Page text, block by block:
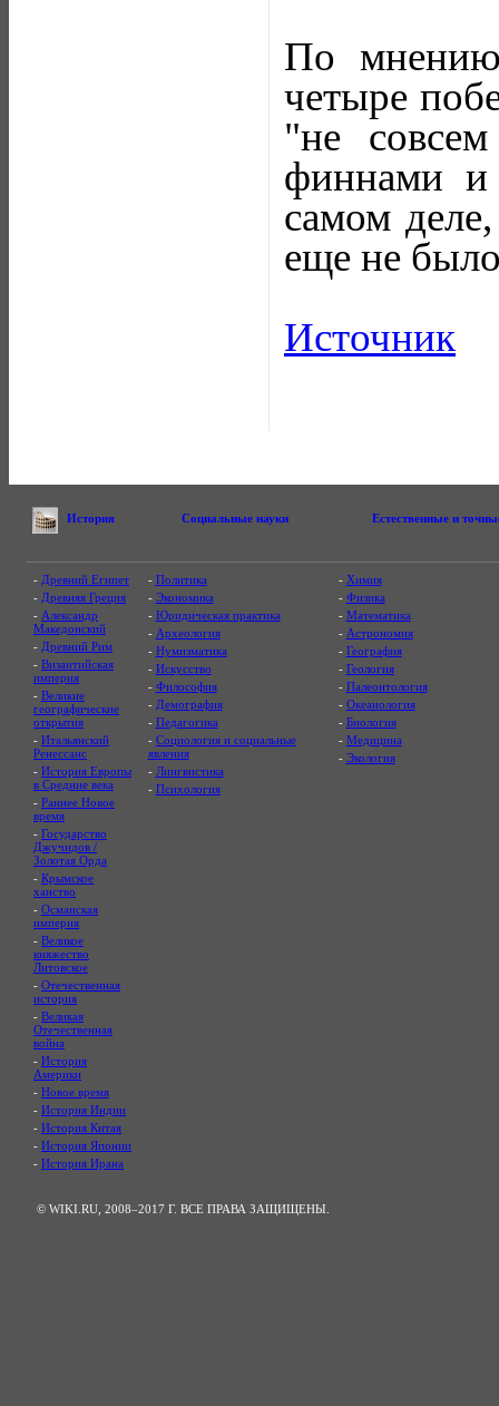
По мнению
четыре
"не
финнами и
самом
еще не
Источник
История Социальные науки Естественные и
- Древний Египет
- Древняя Греция
- Александр
Македонский
- Древний Рим
- Византийская
империя
- Великие
географические
открытия
- Итальянский
Ренессанс
- История Европы
в Средние века
- Раннее Новое
время
- Государство
Джучидов /
Золотая Орда
- Крымское
ханство
- Османская
империя
- Великое
княжество
Литовское
- Отечественная
история
- Великая
Отечественная
война
- История
Америки
- Новое время
- История Индии
- История Китая
- История Японии
- История Ирана
- Политика
- Экономика
- Юридическая практика
- Археология
- Нумизматика
- Искусство
- Философия
- Демография
- Педагогика
- Социология и социальные
явления
- Лингвистика
- Психология
- Химия
- Физика
- Математика
- Астрономия
- География
- Геология
- Палеонтология
- Океанология
- Биология
- Медицина
- Экология
© WIKI.RU, 2008–2017 Г. ВСЕ ПРАВА ЗАЩИЩЕНЫ.